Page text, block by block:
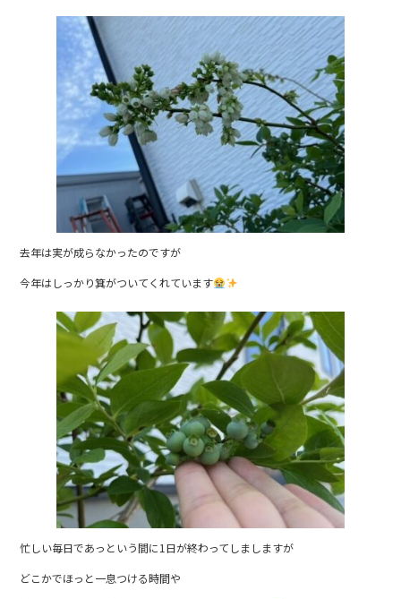
去年は実が成らなかったのですが
今年はしっかり箕がついてくれています
忙しい毎日であっという間に1日が終わってしましますが
どこかでほっと一息つける時間や